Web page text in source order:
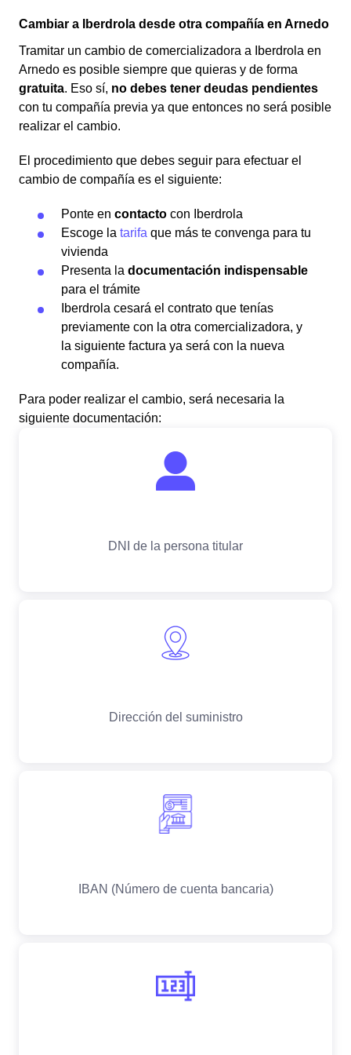
Cambiar a Iberdrola desde otra compañía en Arnedo
Tramitar un cambio de comercializadora a Iberdrola en
Arnedo es posible siempre que quieras y de forma
gratuita. Eso sí, no debes tener deudas pendientes
con tu compañía previa ya que entonces no será posible
realizar el cambio.
El procedimiento que debes seguir para efectuar el
cambio de compañía es el siguiente:
Ponte en contacto con Iberdrola
Escoge la tarifa que más te convenga para tu
vivienda
Presenta la documentación indispensable
para el trámite
Iberdrola cesará el contrato que tenías
previamente con la otra comercializadora, y
la siguiente factura ya será con la nueva
compañía.
Para poder realizar el cambio, será necesaria la
siguiente documentación: